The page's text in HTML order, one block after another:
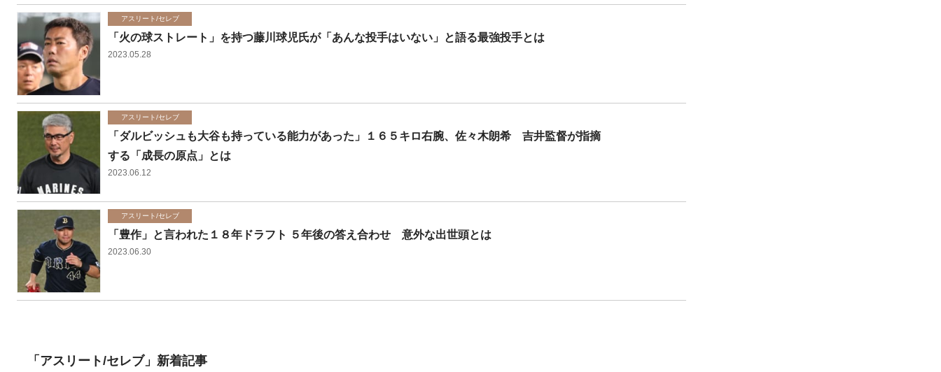
アスリート/セレブ
「火の球ストレート」を持つ藤川球児氏が「あんな投手はいない」と語る最強投手とは
2023.05.28
アスリート/セレブ
「ダルビッシュも大谷も持っている能力があった」１６５キロ右腕、佐々木朗希 吉井監督が指摘
する「成長の原点」とは
2023.06.12
アスリート/セレブ
「豊作」と言われた１８年ドラフト ５年後の答え合わせ 意外な出世頭とは
2023.06.30
「アスリート/セレブ」新着記事